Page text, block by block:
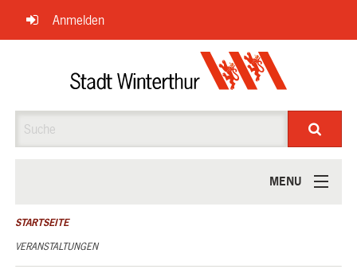
Navigation
überspringen
Anmelden
MENU
ÜBER UNS
STARTSEITE
VERANSTALTUNGEN